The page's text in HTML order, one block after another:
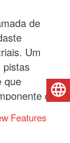
de
Um
que
de
ao
muitos
Features
Português do Brasil